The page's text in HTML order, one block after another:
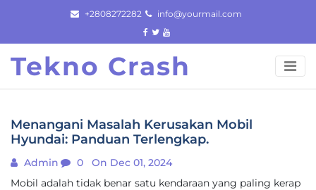
content
+2808272282 info@yourmail.com
Tekno Crash
Menangani Masalah Kerusakan Mobil
Hyundai: Panduan Terlengkap.
Admin 0
On Dec 01, 2024
Mobil adalah tidak benar satu kendaraan yang paling kerap